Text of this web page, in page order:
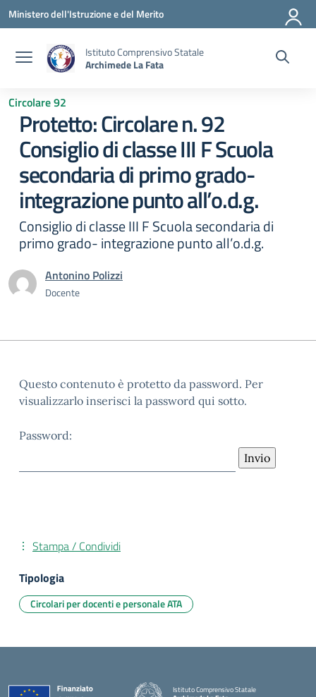
Vai ai contenuti
Vai al menu di navigazione
Vai al footer
Ministero dell'Istruzione e del Merito
Istituto Comprensivo Statale
Archimede La Fata
Circolare 92
Protetto: Circolare n. 92
Consiglio di classe III F Scuola
secondaria di primo grado-
integrazione punto all’o.d.g.
Consiglio di classe III F Scuola secondaria di
primo grado- integrazione punto all’o.d.g.
Antonino Polizzi
Docente
Questo contenuto è protetto da password. Per
visualizzarlo inserisci la password qui sotto.
Password:
Stampa / Condividi
Tipologia
Circolari per docenti e personale ATA
Istituto Comprensivo Statale